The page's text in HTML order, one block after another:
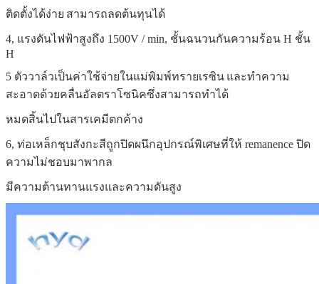
ติดตั้งได้ง่าย สามารถลดต้นทุนได้
4, แรงดันไฟฟ้าสูงถึง 1500V / min, ชั้นฉนวนกันความร้อน H ชั้น
H
5 ตัววาล์วเป็นค่าใช้จ่ายในแม่พิมพ์ทรายเรซิน และทำความ
สะอาดด้วยคลื่นอัลตราโซนิคซึ่งสามารถทำได้
หมดสิ้นไปในสารเคมีตกค้าง
6, ท่อเหล็กชุบสังกะสีถูกปิดผนึกอุปกรณ์พิเศษที่ให้ remanence ปิด
ความไม่ชอบมาพากล
มีความต้านทานแรงและความดันสูง